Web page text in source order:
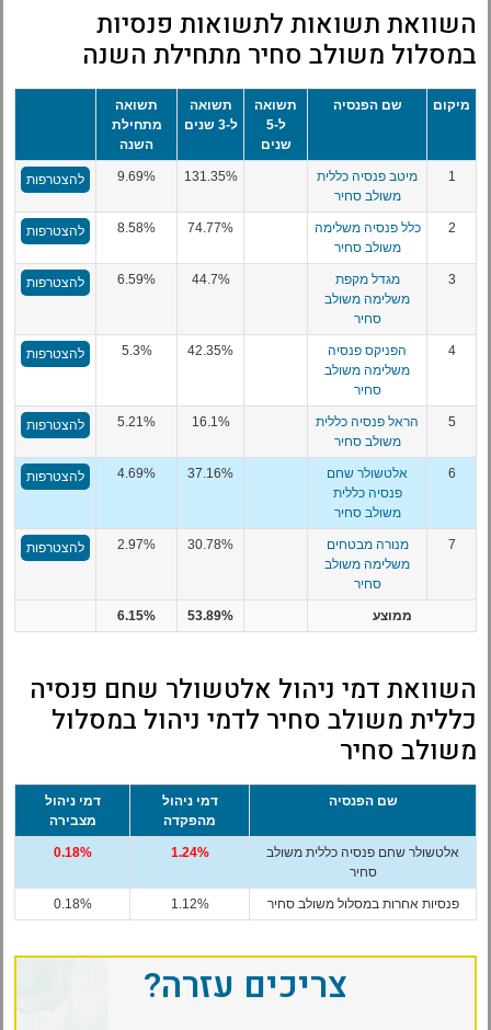
השוואת תשואות לתשואות פנסיות
במסלול משולב סחיר מתחילת השנה
מיקום שם הפנסיה
תשואה
ל-5
שנים
תשואה
ל-3 שנים
תשואה
מתחילת
השנה
1
מיטב פנסיה כללית
משולב סחיר
131.35%
9.69% להצטרפות
2
כלל פנסיה משלימה
משולב סחיר
74.77%
8.58% להצטרפות
3
מגדל מקפת
משלימה משולב
סחיר
44.7%
6.59% להצטרפות
4
הפניקס פנסיה
משלימה משולב
סחיר
42.35%
5.3% להצטרפות
5
הראל פנסיה כללית
משולב סחיר
16.1%
5.21% להצטרפות
6
אלטשולר שחם
פנסיה כללית
משולב סחיר
37.16%
4.69% להצטרפות
7
מנורה מבטחים
משלימה משולב
סחיר
30.78%
2.97% להצטרפות
ממוצע 53.89%
6.15%
השוואת דמי ניהול אלטשולר שחם פנסיה
כללית משולב סחיר לדמי ניהול במסלול
משולב סחיר
שם הפנסיה
דמי ניהול
מהפקדה
דמי ניהול
מצבירה
אלטשולר שחם פנסיה כללית משולב
סחיר
1.24%
0.18%
פנסיות אחרות במסלול משולב סחיר 1.12%
0.18%
צריכים עזרה?